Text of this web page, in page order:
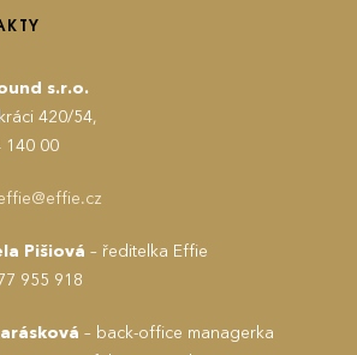
s.r.o.
420/54,
140 00
Pišiová – ředitelka Effie
955 918
– back-office managerka